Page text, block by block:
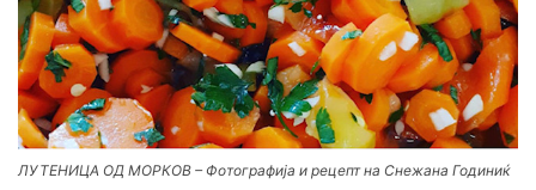
ЛУТЕНИЦА ОД МОРКОВ – Фотографија и рецепт на Снежана Годиниќ